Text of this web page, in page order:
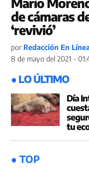
de cámaras
‘revivió’
por Redacción En
8 de mayo del 2021 -
● LO ÚLTIMO
Día
tu
● TOP